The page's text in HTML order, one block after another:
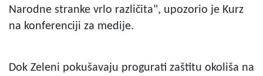
Narodne stranke vrlo različita", upozorio je Kurz
na konferenciji za medije.
Dok Zeleni pokušavaju progurati zaštitu okoliša na